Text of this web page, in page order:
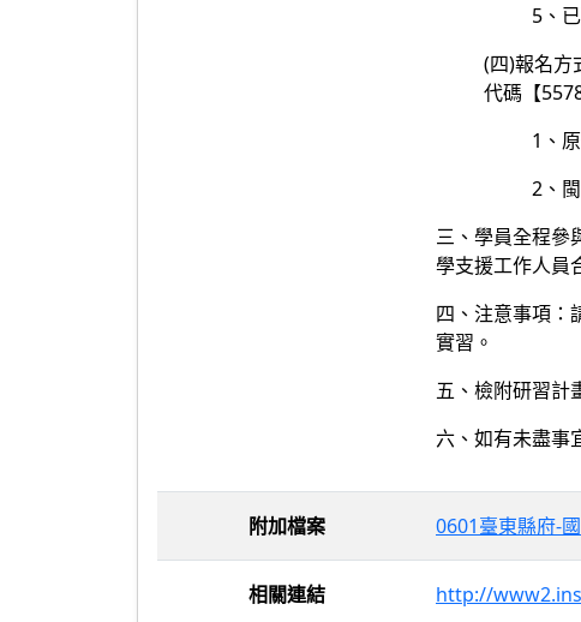
5、
(四)報名方
代碼【
1、
2、
三、學員全程參
學支援工作人員
四、注意事項：
實習。
五、檢附研習計
六、如有未盡事
附加檔案 0601臺東縣府-
相關連結 http://